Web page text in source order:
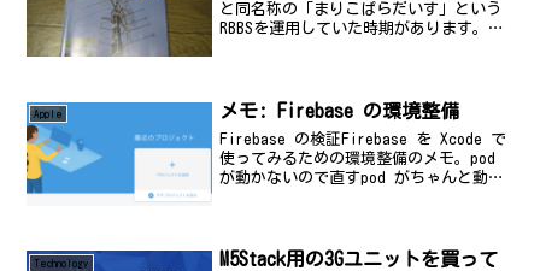
と同名称の「まりこぱらだいす」という
RBBSを運用していた時期があります。そ
たのは最初で最後と...
Apple メモ: Firebase の環境整備
Firebase の検証Firebase を Xcode で
使ってみるための環境整備のメモ。pod
が動かないので直すpod がちゃんと動か
Technology
M5Stack用の3Gユニットを買って